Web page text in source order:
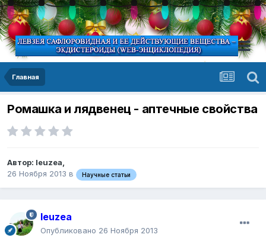
Главная
Ромашка и лядвенец - аптечные свойства
Автор: leuzea,
26 Ноября 2013 в Научные статьи
leuzea
Опубликовано 26 Ноября 2013